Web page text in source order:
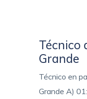
Técnico
Grande
Técnico en
Grande A)